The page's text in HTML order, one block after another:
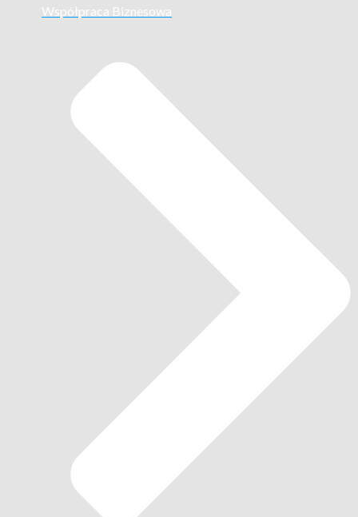
Współpraca Biznesowa